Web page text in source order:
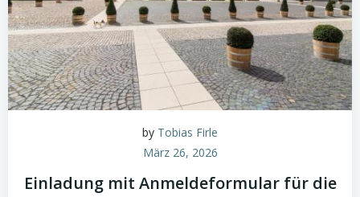
by Tobias Firle
März 26, 2026
Einladung mit Anmeldeformular für die